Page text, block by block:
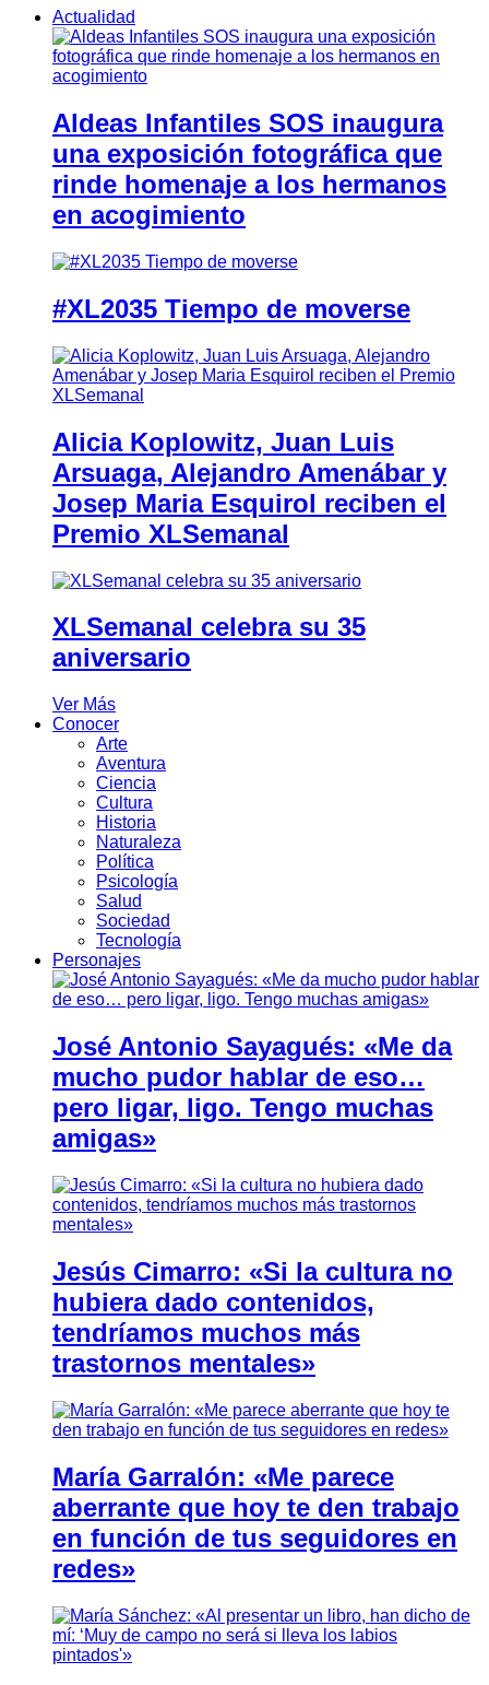
Actualidad
Aldeas Infantiles SOS inaugura
una exposición fotográfica que
rinde homenaje a los hermanos
en acogimiento
#XL2035 Tiempo de moverse
Alicia Koplowitz, Juan Luis
Arsuaga, Alejandro Amenábar y
Josep Maria Esquirol reciben el
Premio XLSemanal
XLSemanal celebra su 35
aniversario
Ver Más
Conocer
Arte
Aventura
Ciencia
Cultura
Historia
Naturaleza
Política
Psicología
Salud
Sociedad
Tecnología
Personajes
José Antonio Sayagués: «Me da
mucho pudor hablar de eso…
pero ligar, ligo. Tengo muchas
amigas»
Jesús Cimarro: «Si la cultura no
hubiera dado contenidos,
tendríamos muchos más
trastornos mentales»
María Garralón: «Me parece
aberrante que hoy te den trabajo
en función de tus seguidores en
redes»